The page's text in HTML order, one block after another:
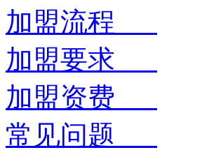
加盟流程
加盟要求
加盟资费
常见问题